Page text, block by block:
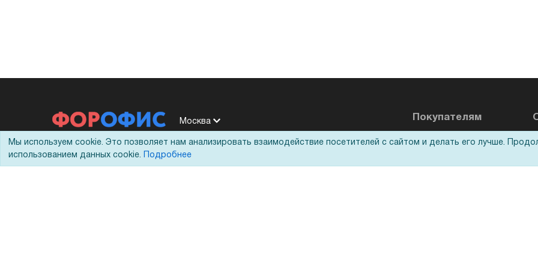
Москва
Москва, 1-й Вязовский проезд, 5с1
Покупателям
Акции
Мы используем cookie. Это позволяет нам анализировать взаимодействие посетителей с сайтом и делать его лучше.
использованием данных cookie.
Подробнее